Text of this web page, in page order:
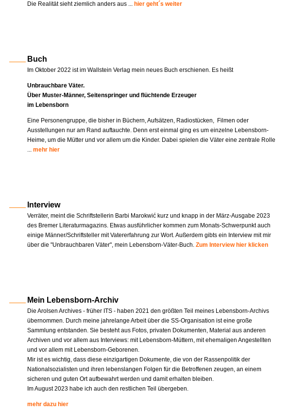
Die Realität sieht ziemlich anders aus ... hier geht´s weiter
Buch
Im Oktober 2022 ist im Wallstein Verlag mein neues Buch erschienen. Es heißt
Unbrauchbare Väter.
Über Muster-Männer, Seitenspringer und flüchtende Erzeuger
im Lebensborn
Eine Personengruppe, die bisher in Büchern, Aufsätzen, Radiostücken, Filmen oder
Ausstellungen nur am Rand auftauchte. Denn erst einmal ging es um einzelne Lebensborn-
Heime, um die Mütter und vor allem um die Kinder. Dabei spielen die Väter eine zentrale Rolle
... mehr hier
Interview
Verräter, meint die Schriftstellerin Barbi Marokwić kurz und knapp in der März-Ausgabe 2023
des Bremer Literaturmagazins. Etwas ausführlicher kommen zum Monats-Schwerpunkt auch
einige Männer/Schriftsteller mit Vatererfahrung zur Wort. Außerdem gibts ein Interview mit mir
über die "Unbrauchbaren Väter", mein Lebensborn-Väter-Buch. Zum Interview hier klicken
Mein Lebensborn-Archiv
Die Arolsen Archives - früher ITS - haben 2021 den größten Teil meines Lebensborn-Archivs
übernommen. Durch meine jahrelange Arbeit über die SS-Organisation ist eine große
Sammlung entstanden. Sie besteht aus Fotos, privaten Dokumenten, Material aus anderen
Archiven und vor allem aus Interviews: mit Lebensborn-Müttern, mit ehemaligen Angestellten
und vor allem mit Lebensborn-Geborenen.
Mir ist es wichtig, dass diese einzigartigen Dokumente, die von der Rassenpolitik der
Nationalsozialisten und ihren lebenslangen Folgen für die Betroffenen zeugen, an einem
sicheren und guten Ort aufbewahrt werden und damit erhalten bleiben.
Im August 2023 habe ich auch den restlichen Teil übergeben.
mehr dazu hier